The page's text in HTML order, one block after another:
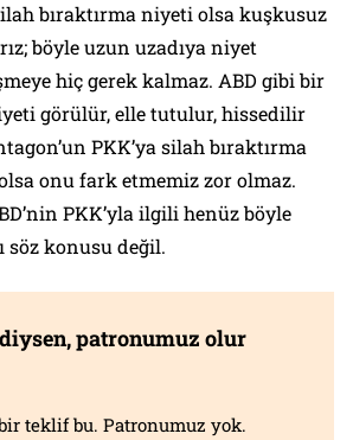
bıraktırma niyeti olsa kuşkusuz
böyle uzun uzadıya niyet
hiç gerek kalmaz. ABD gibi bir
görülür, elle tutulur, hissedilir
PKK’ya silah bıraktırma
onu fark etmemiz zor olmaz.
PKK’yla ilgili henüz böyle
konusu değil.
patronumuz olur
teklif bu. Patronumuz yok.